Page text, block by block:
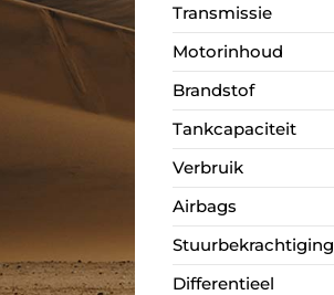
Transmissie
Motorinhoud
Brandstof
Tankcapaciteit
Verbruik
Airbags
Stuurbekrachtiging
Differentieel